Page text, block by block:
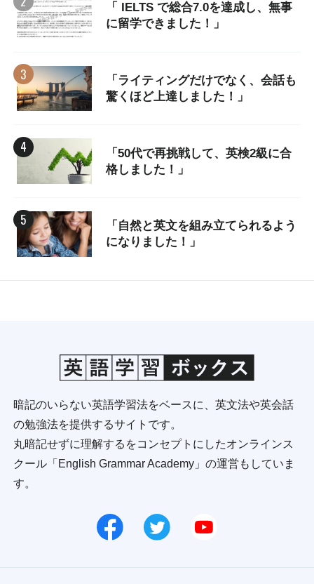
「 IELTS で総合7.0を達成し、無事
に留学できました！」
「ライティングだけでなく、会話も
驚くほど上達しました！」
「50代で再挑戦して、英検2級に合
格しました！」
「自然と英文を組み立てられるよう
になりました！」
暗記のいらない英語学習法をベースに、英文法や英会話
の勉強法を提供するサイトです。
丸暗記せずに理解するをコンセプトにしたオンラインス
クール「English Grammar Academy」の運営もしていま
す。